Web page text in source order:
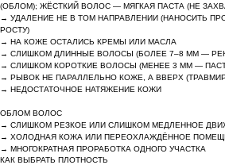
(ОБЛОМ); ЖЁСТКИЙ ВОЛОС — МЯГКАЯ ПАСТА (НЕ
→ УДАЛЕНИЕ НЕ В ТОМ НАПРАВЛЕНИИ (НАНОСИТЬ
РОСТУ)
→ НА КОЖЕ ОСТАЛИСЬ КРЕМЫ ИЛИ МАСЛА
→ СЛИШКОМ ДЛИННЫЕ ВОЛОСЫ (БОЛЕЕ 7–8 ММ —
→ СЛИШКОМ КОРОТКИЕ ВОЛОСЫ (МЕНЕЕ 3 ММ —
→ РЫВОК НЕ ПАРАЛЛЕЛЬНО КОЖЕ, А ВВЕРХ
→ НЕДОСТАТОЧНОЕ НАТЯЖЕНИЕ КОЖИ
ОБЛОМ ВОЛОС
→ СЛИШКОМ РЕЗКОЕ ИЛИ СЛИШКОМ МЕДЛЕННОЕ
→ ХОЛОДНАЯ КОЖА ИЛИ ПЕРЕОХЛАЖДЁННОЕ
→ МНОГОКРАТНАЯ ПРОРАБОТКА ОДНОГО УЧАСТКА
КАК ВЫБРАТЬ ПЛОТНОСТЬ